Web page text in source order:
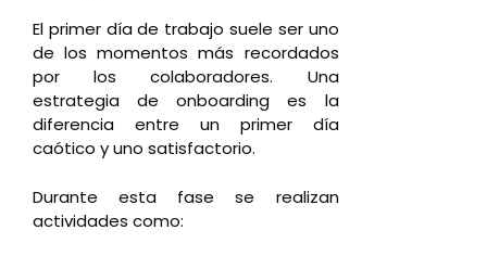
El primer día de trabajo suele ser uno
de los momentos más recordados
por los colaboradores. Una
estrategia de onboarding es la
diferencia entre un primer día
caótico y uno satisfactorio.
Durante esta fase se realizan
actividades como: